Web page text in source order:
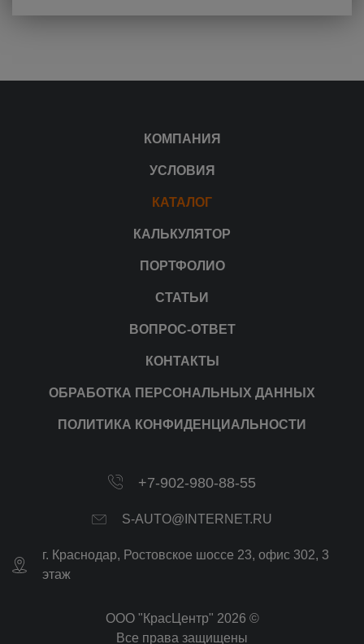
КОМПАНИЯ
УСЛОВИЯ
КАТАЛОГ
КАЛЬКУЛЯТОР
ПОРТФОЛИО
СТАТЬИ
ВОПРОС-ОТВЕТ
КОНТАКТЫ
ОБРАБОТКА ПЕРСОНАЛЬНЫХ ДАННЫХ
ПОЛИТИКА КОНФИДЕНЦИАЛЬНОСТИ
+7-902-980-88-55
S-AUTO@INTERNET.RU
г. Краснодар, Ростовское шоссе 23, офис 302, 3
этаж
ООО "КрасЦентр" 2026 ©
Все права защищены